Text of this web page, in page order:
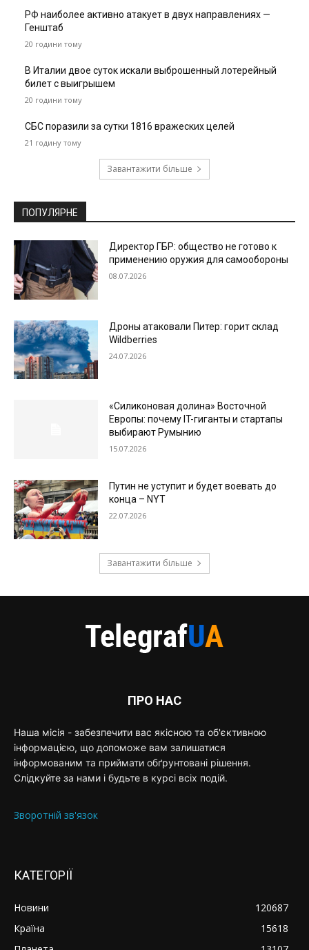
РФ наиболее активно атакует в двух направлениях —
Генштаб
20 години тому
В Италии двое суток искали выброшенный лотерейный
билет с выигрышем
20 години тому
СБС поразили за сутки 1816 вражеских целей
21 годину тому
Завантажити більше
ПОПУЛЯРНЕ
Директор ГБР: общество не готово к
применению оружия для самообороны
08.07.2026
Дроны атаковали Питер: горит склад
Wildberries
24.07.2026
«Силиконовая долина» Восточной
Европы: почему IT-гиганты и стартапы
выбирают Румынию
15.07.2026
Путин не уступит и будет воевать до
конца – NYT
22.07.2026
Завантажити більше
ПРО НАС
Наша місія - забезпечити вас якісною та об'єктивною
інформацією, що допоможе вам залишатися
інформованим та приймати обґрунтовані рішення.
Слідкуйте за нами і будьте в курсі всіх подій.
Зворотній зв'язок
КАТЕГОРІЇ
Новини
120687
Країна
15618